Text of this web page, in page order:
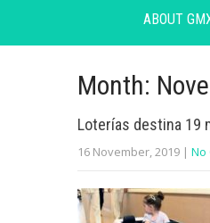
ABOUT
Month:
Loterías destina 19
16 November, 2019 | No